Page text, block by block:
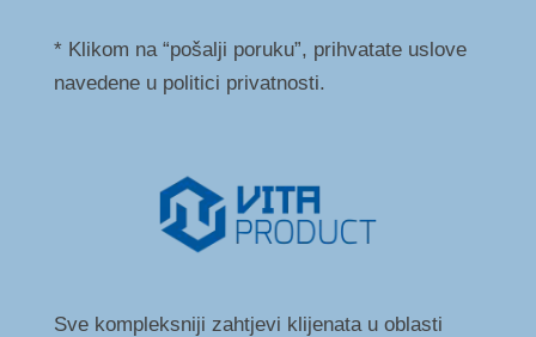
* Klikom na “pošalji poruku”, prihvatate uslove
navedene u politici privatnosti.
Sve kompleksniji zahtjevi klijenata u oblasti